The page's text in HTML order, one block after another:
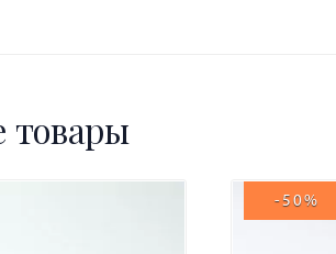
товары
-50%